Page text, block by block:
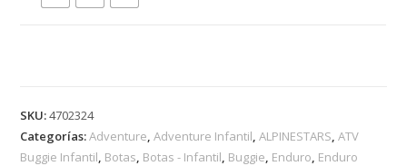
SKU:4702324
Categorías:Adventure,Adventure Infantil,ALPINESTARS,ATV
Buggie Infantil, Botas, Botas - Infantil, Buggie, Enduro, Enduro